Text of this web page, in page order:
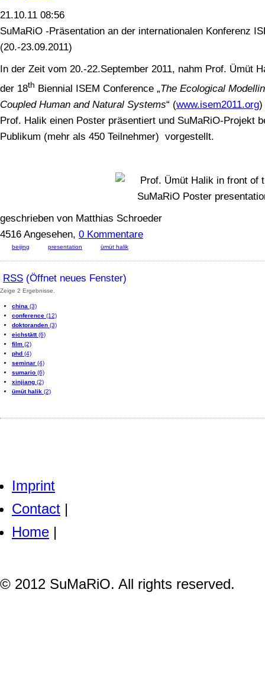
21.10.11 08:56
SuMaRiO -Präsentation an der internationalen Konferenz
(20.-23.09.2011)
In der Zeit vom 20.-22.September 2011, nahm Prof. Ümüt
der 18th Biennial ISEM Conference „The Ecological
Coupled Human and Natural Systems“ (www.isem2011.org)
Prof. Halik einen Poster präsentiert und SuMaRiO-Projekt
Publikum (mehr als 450 Teilnehmer) vorgestellt.
geschrieben von Matthias Schroeder
4516 Angesehen, 0 Kommentare
beijing presentation ümüt halik
RSS (Öffnet neues Fenster)
Zeige 2 Ergebnisse.
china (3)
conference (12)
doktoranden (3)
eichstätt(6)
film (2)
phd (4)
seminar (4)
sumario (6)
xinjiang (2)
ümüt halik (2)
Imprint
Contact |
Home |
© 2012 SuMaRiO. All rights reserved.